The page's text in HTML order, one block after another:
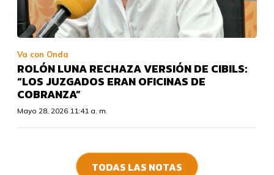
Va con Onda
ROLÓN LUNA RECHAZA VERSIÓN DE CIBILS:
“LOS JUZGADOS ERAN OFICINAS DE
COBRANZA”
Mayo 28, 2026 11:41 a. m.
TODAS LAS NOTAS